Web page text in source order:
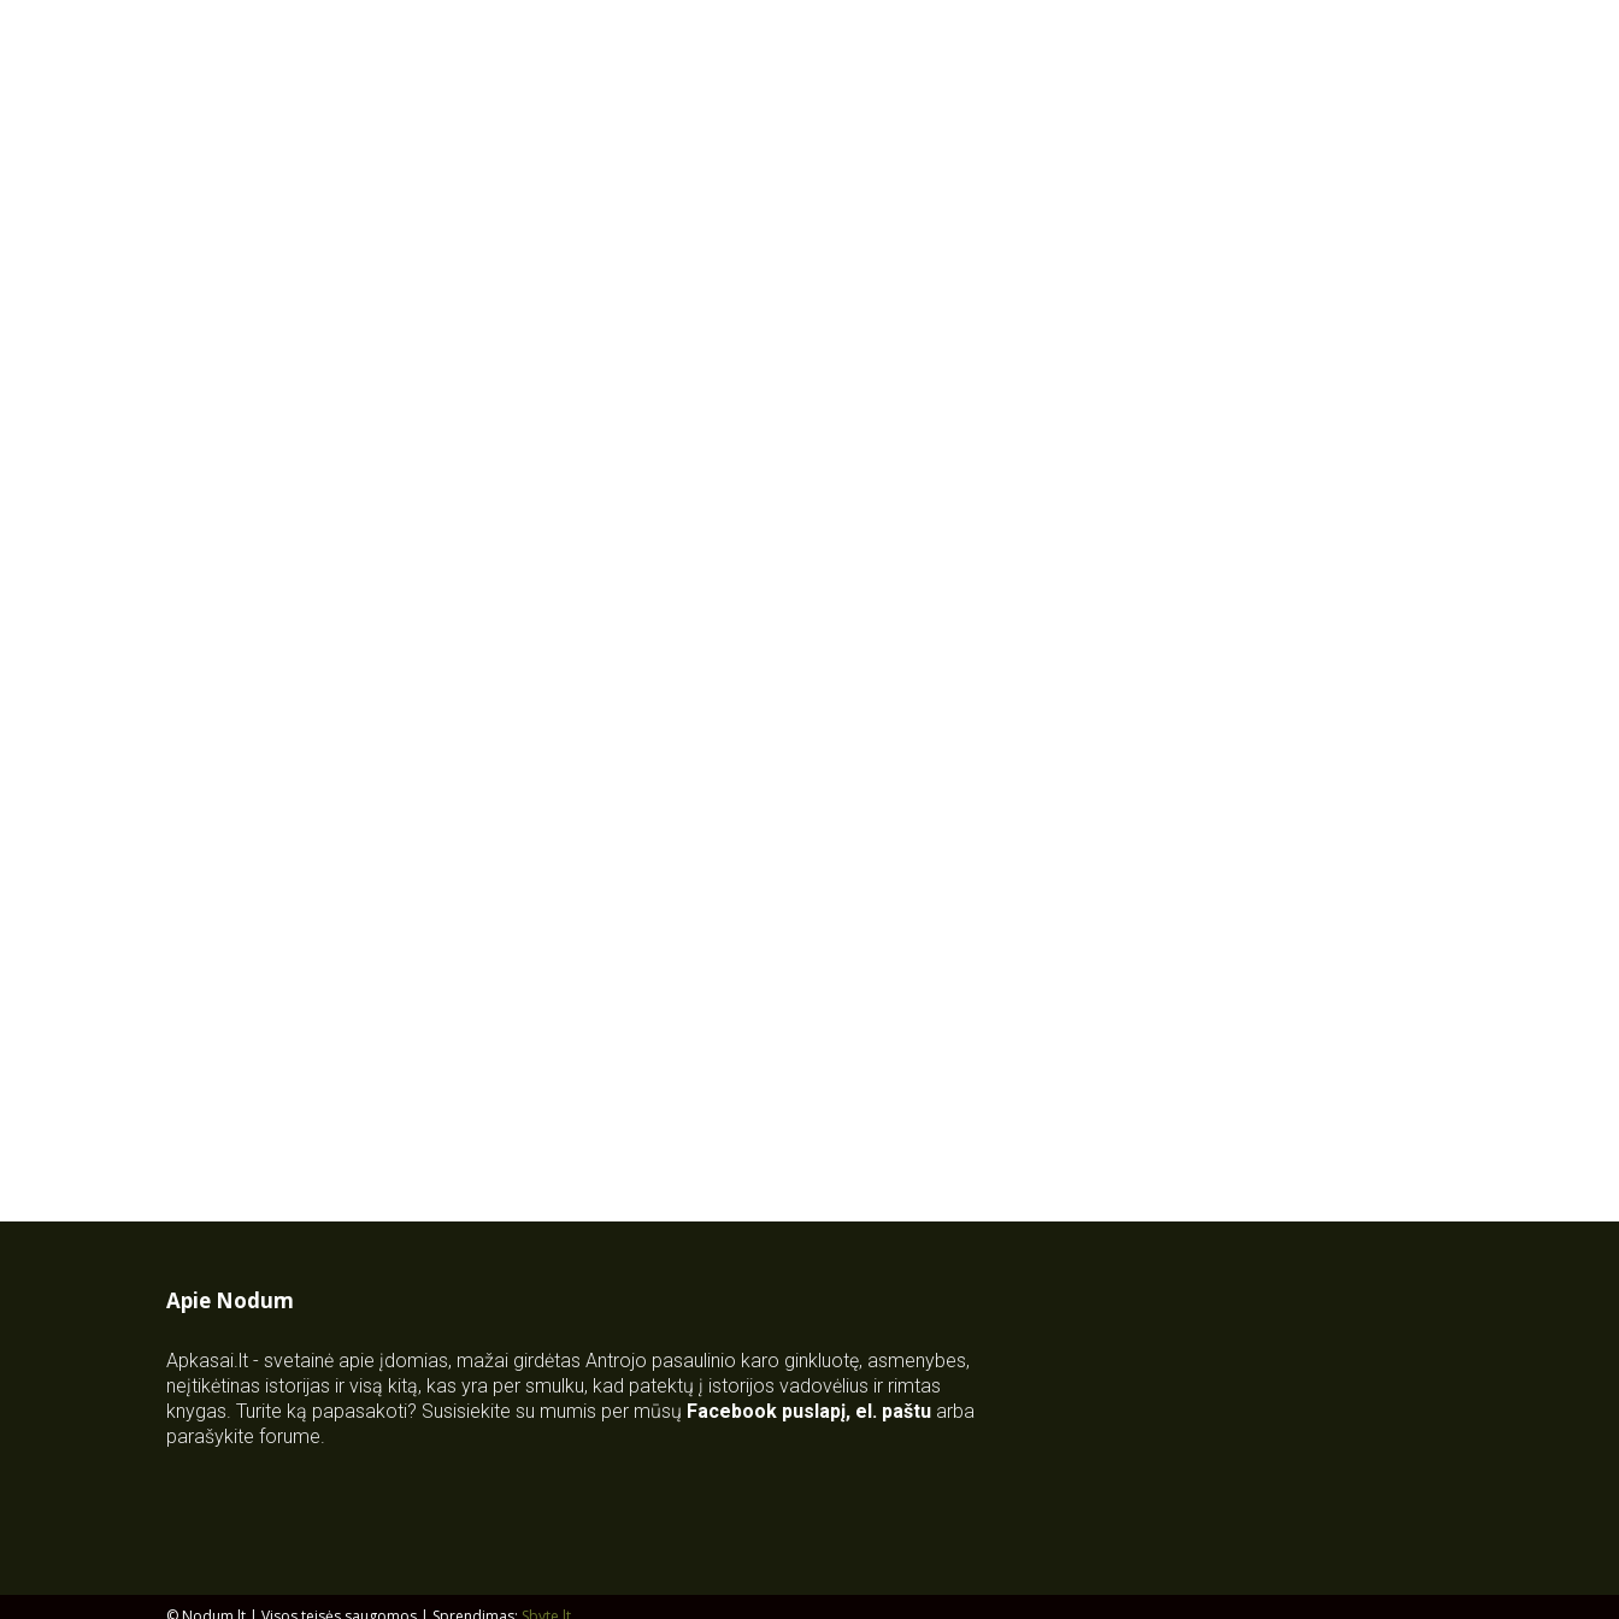
Apie Nodum
Apkasai.lt - svetainė apie įdomias, mažai girdėtas Antrojo pasaulinio karo ginkluotę, asmenybes,
neįtikėtinas istorijas ir visą kitą, kas yra per smulku, kad patektų į istorijos vadovėlius ir rimtas
knygas. Turite ką papasakoti? Susisiekite su mumis per mūsų Facebook puslapį, el. paštu arba
parašykite forume.